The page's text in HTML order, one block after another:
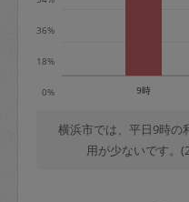
0%
18%
36%
9時
横浜市では、平日9時の
用が少ないです。